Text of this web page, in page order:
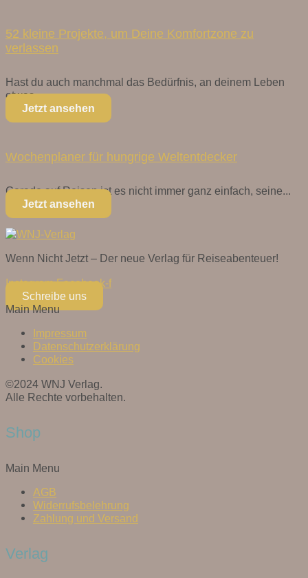
52 kleine Projekte, um Deine Komfortzone zu
verlassen
Hast du auch manchmal das Bedürfnis, an deinem Leben
etwas...
Jetzt ansehen
Wochenplaner für hungrige Weltentdecker
Gerade auf Reisen ist es nicht immer ganz einfach, seine...
Jetzt ansehen
Wenn Nicht Jetzt – Der neue Verlag für Reiseabenteuer!
Instagram Facebook-f
Schreibe uns
Main Menu
Impressum
Datenschutzerklärung
Cookies
©2024 WNJ Verlag.
Alle Rechte vorbehalten.
Shop
Main Menu
AGB
Widerrufsbelehrung
Zahlung und Versand
Verlag